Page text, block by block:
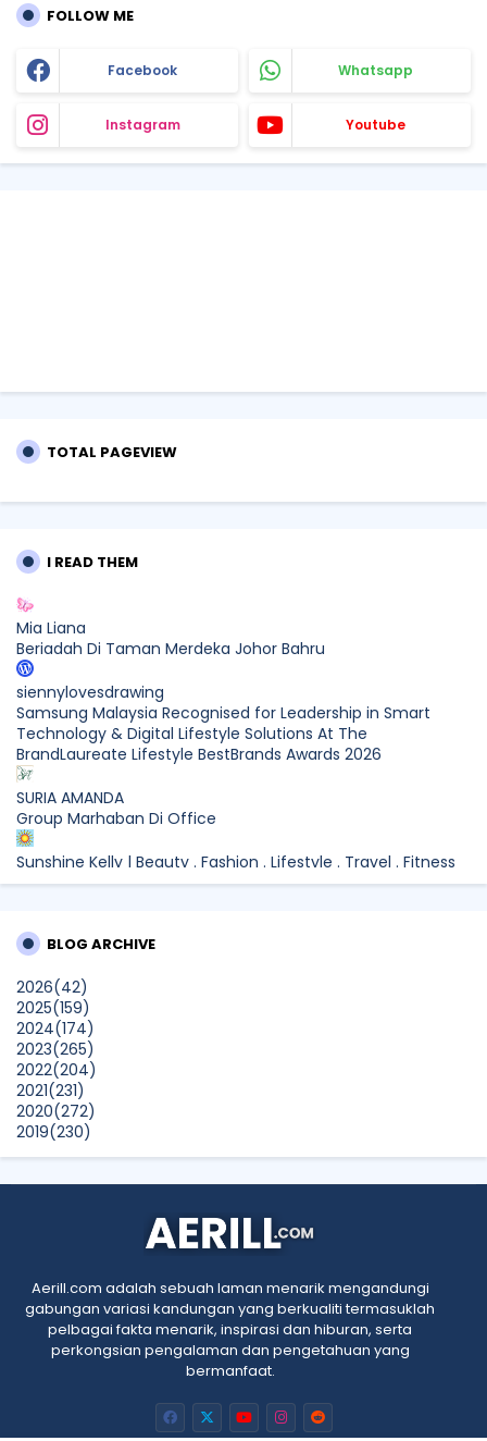
FOLLOW ME
Facebook Whatsapp
Instagram Youtube
TOTAL PAGEVIEW
I READ THEM
Mia Liana
Beriadah Di Taman Merdeka Johor Bahru
siennylovesdrawing
Samsung Malaysia Recognised for Leadership in Smart
Technology & Digital Lifestyle Solutions At The
BrandLaureate Lifestyle BestBrands Awards 2026
SURIA AMANDA
Group Marhaban Di Office
Sunshine Kelly | Beauty . Fashion . Lifestyle . Travel . Fitness
Samsung Malaysia Recognised for Leadership in Smart
What to Read After Watching The Odyssey: Kobo’s Reading
Guide for Myth-Lovers, Movie Fans, and Epic Adventure
Seekers
Show All
BLOG ARCHIVE
2026(42)
2025(159)
2024(174)
2023(265)
2022(204)
2021(231)
2020(272)
2019(230)
2018(496)
2011(45)
2010(5)
Aerill.com adalah sebuah laman menarik mengandungi
gabungan variasi kandungan yang berkualiti termasuklah
pelbagai fakta menarik, inspirasi dan hiburan, serta
perkongsian pengalaman dan pengetahuan yang
bermanfaat.